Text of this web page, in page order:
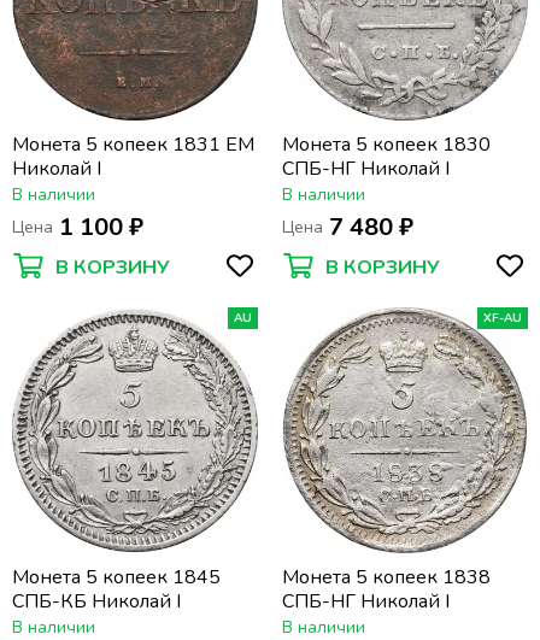
Монета 5 копеек 1831 EM
Николай I
В наличии
Цена 1 100 ₽
В КОРЗИНУ
Монета 5 копеек 1830
СПБ-НГ Николай I
В наличии
Цена 7 480 ₽
В КОРЗИНУ
AU
Монета 5 копеек 1845
СПБ-КБ Николай I
В наличии
XF-AU
Монета 5 копеек 1838
СПБ-НГ Николай I
В наличии